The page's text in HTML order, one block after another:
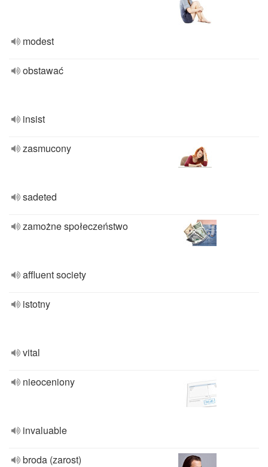
modest
obstawać
insist
zasmucony
sadeted
zamożne społeczeństwo
affluent society
istotny
vital
nieoceniony
invaluable
broda (zarost)